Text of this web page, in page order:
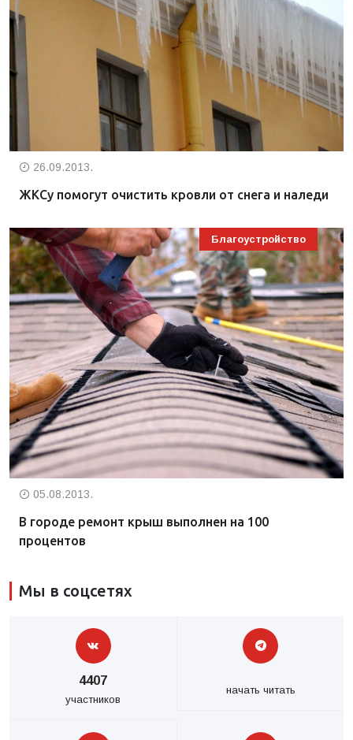
26.09.2013.
ЖКСу помогут очистить кровли от снега и наледи
Благоустройство
05.08.2013.
В городе ремонт крыш выполнен на 100
процентов
Мы в соцсетях
4407
участников
начать читать